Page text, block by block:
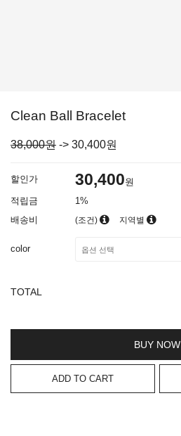
Clean Ball Bracelet
38,000원 -> 30,400원
할인가 30,400원
적립금
1%
배송비
(조건) 지역별
color
TOTAL
BUY NOW
ADD TO CART